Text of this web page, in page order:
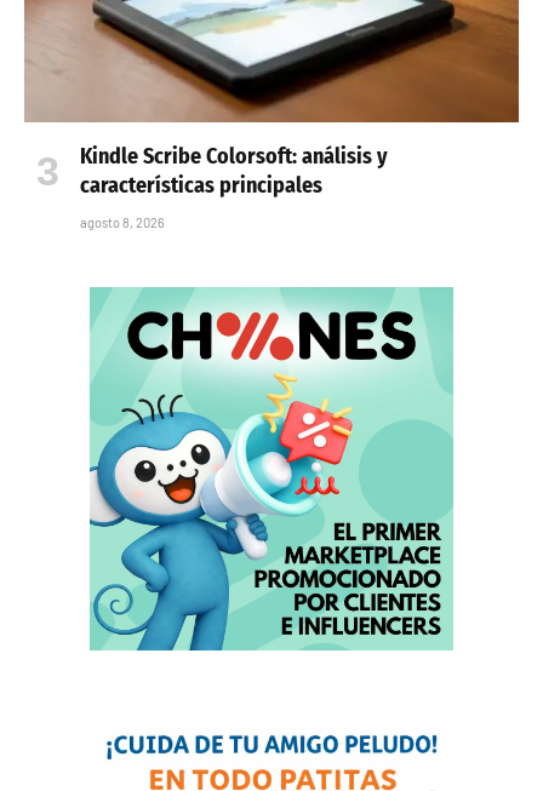
Kindle Scribe Colorsoft: análisis y
características principales
agosto 8, 2026